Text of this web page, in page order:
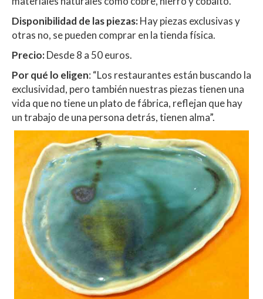
Disponibilidad de las piezas:Hay piezas exclusivas y
otras no, se pueden comprar en la tienda física.
Precio:Desde 8 a 50 euros.
Por qué lo eligen: “Los restaurantes están buscando la
exclusividad, pero también nuestras piezas tienen una
vida que no tiene un plato de fábrica, reflejan que hay
un trabajo de una persona detrás, tienen alma”.